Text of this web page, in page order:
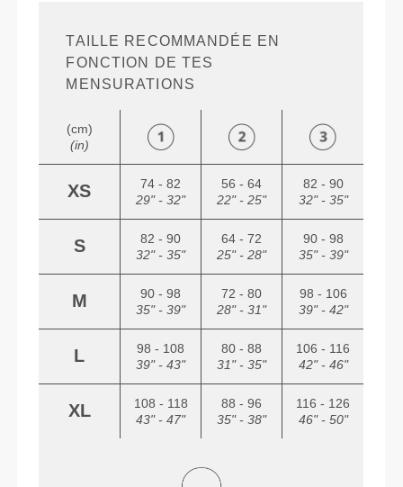
TAILLE RECOMMANDÉE EN
FONCTION DE TES
MENSURATIONS
(cm)
(in)
XS
74 - 82
29" - 32"
56 - 64
22" - 25"
82 - 90
32" - 35"
S
82 - 90
32" - 35"
64 - 72
25" - 28"
90 - 98
35" - 39"
M
90 - 98
35" - 39"
72 - 80
28" - 31"
98 - 106
39" - 42"
L
98 - 108
39" - 43"
80 - 88
31" - 35"
106 - 116
42" - 46"
XL
108 - 118
43" - 47"
88 - 96
35" - 38"
116 - 126
46" - 50"